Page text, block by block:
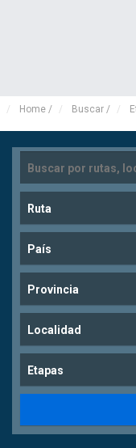
Home / Buscar /
Ruta
País
Provincia
Localidad
Etapas